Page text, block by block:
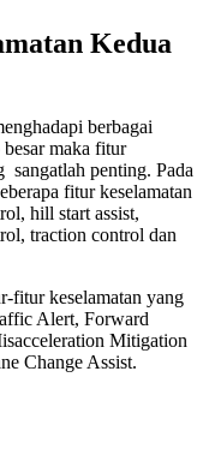
Kedua
berbagai
maka fitur
sangatlah penting. Pada
fitur keselamatan
hill start assist,
traction control dan
fitur keselamatan yang
Alert, Forward
Mitigation
Change Assist.